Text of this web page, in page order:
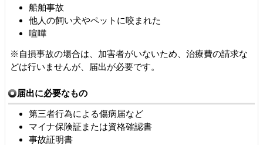
船舶事故
他人の飼い犬やペットに咬まれた
喧嘩
※自損事故の場合は、加害者がいないため、治療費の請求な
どは行いませんが、届出が必要です。
届出に必要なもの
第三者行為による傷病届など
マイナ保険証または資格確認書
事故証明書